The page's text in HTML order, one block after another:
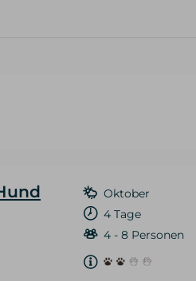
Oktober
4 Tage
4 - 8 Personen